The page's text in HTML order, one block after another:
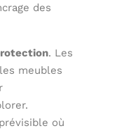
des
. Les
meubles
où